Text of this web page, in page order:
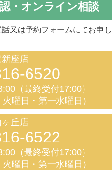
・オンライン相談
又は予約フォームにてお申し
新座店
6520
（最終受付17:00）
曜日・第一水曜日）
丘店
6522
（最終受付17:00）
曜日・第一水曜日）